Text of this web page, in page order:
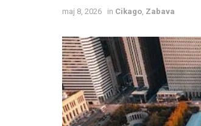
maj 8, 2026 in Cikago Zabava